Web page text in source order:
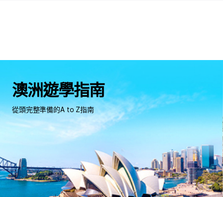
澳洲遊學指南
從頭完整準備的A to Z指南